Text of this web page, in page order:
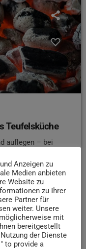
Teufelsküche
auflegen – bei
Tricks, damit ihr bei
könnt. Egal
lernt ihr wie man
noch ein
und mehr.
ungefähr 4
Information Trier
Anzeigen zu
Medien anbieten
Website zu
zu Ihrer
Partner für
weiter. Unsere
mit
bereitgestellt
der Dienste
to provide a